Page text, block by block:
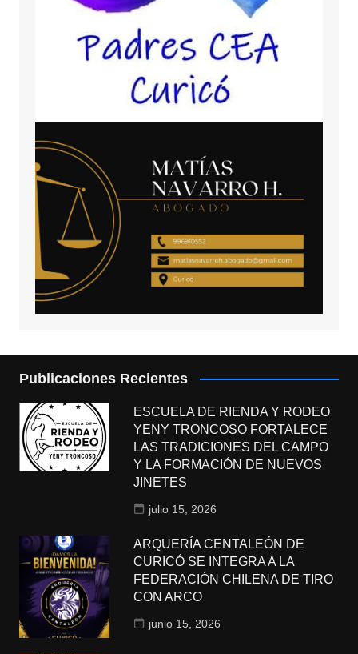
Publicaciones Recientes
ESCUELA DE RIENDA Y RODEO
YENY TRONCOSO FORTALECE
LAS TRADICIONES DEL CAMPO
Y LA FORMACIÓN DE NUEVOS
JINETES
julio 15, 2026
ARQUERÍA CENTALEÓN DE
CURICÓ SE INTEGRA A LA
FEDERACIÓN CHILENA DE TIRO
CON ARCO
junio 15, 2026